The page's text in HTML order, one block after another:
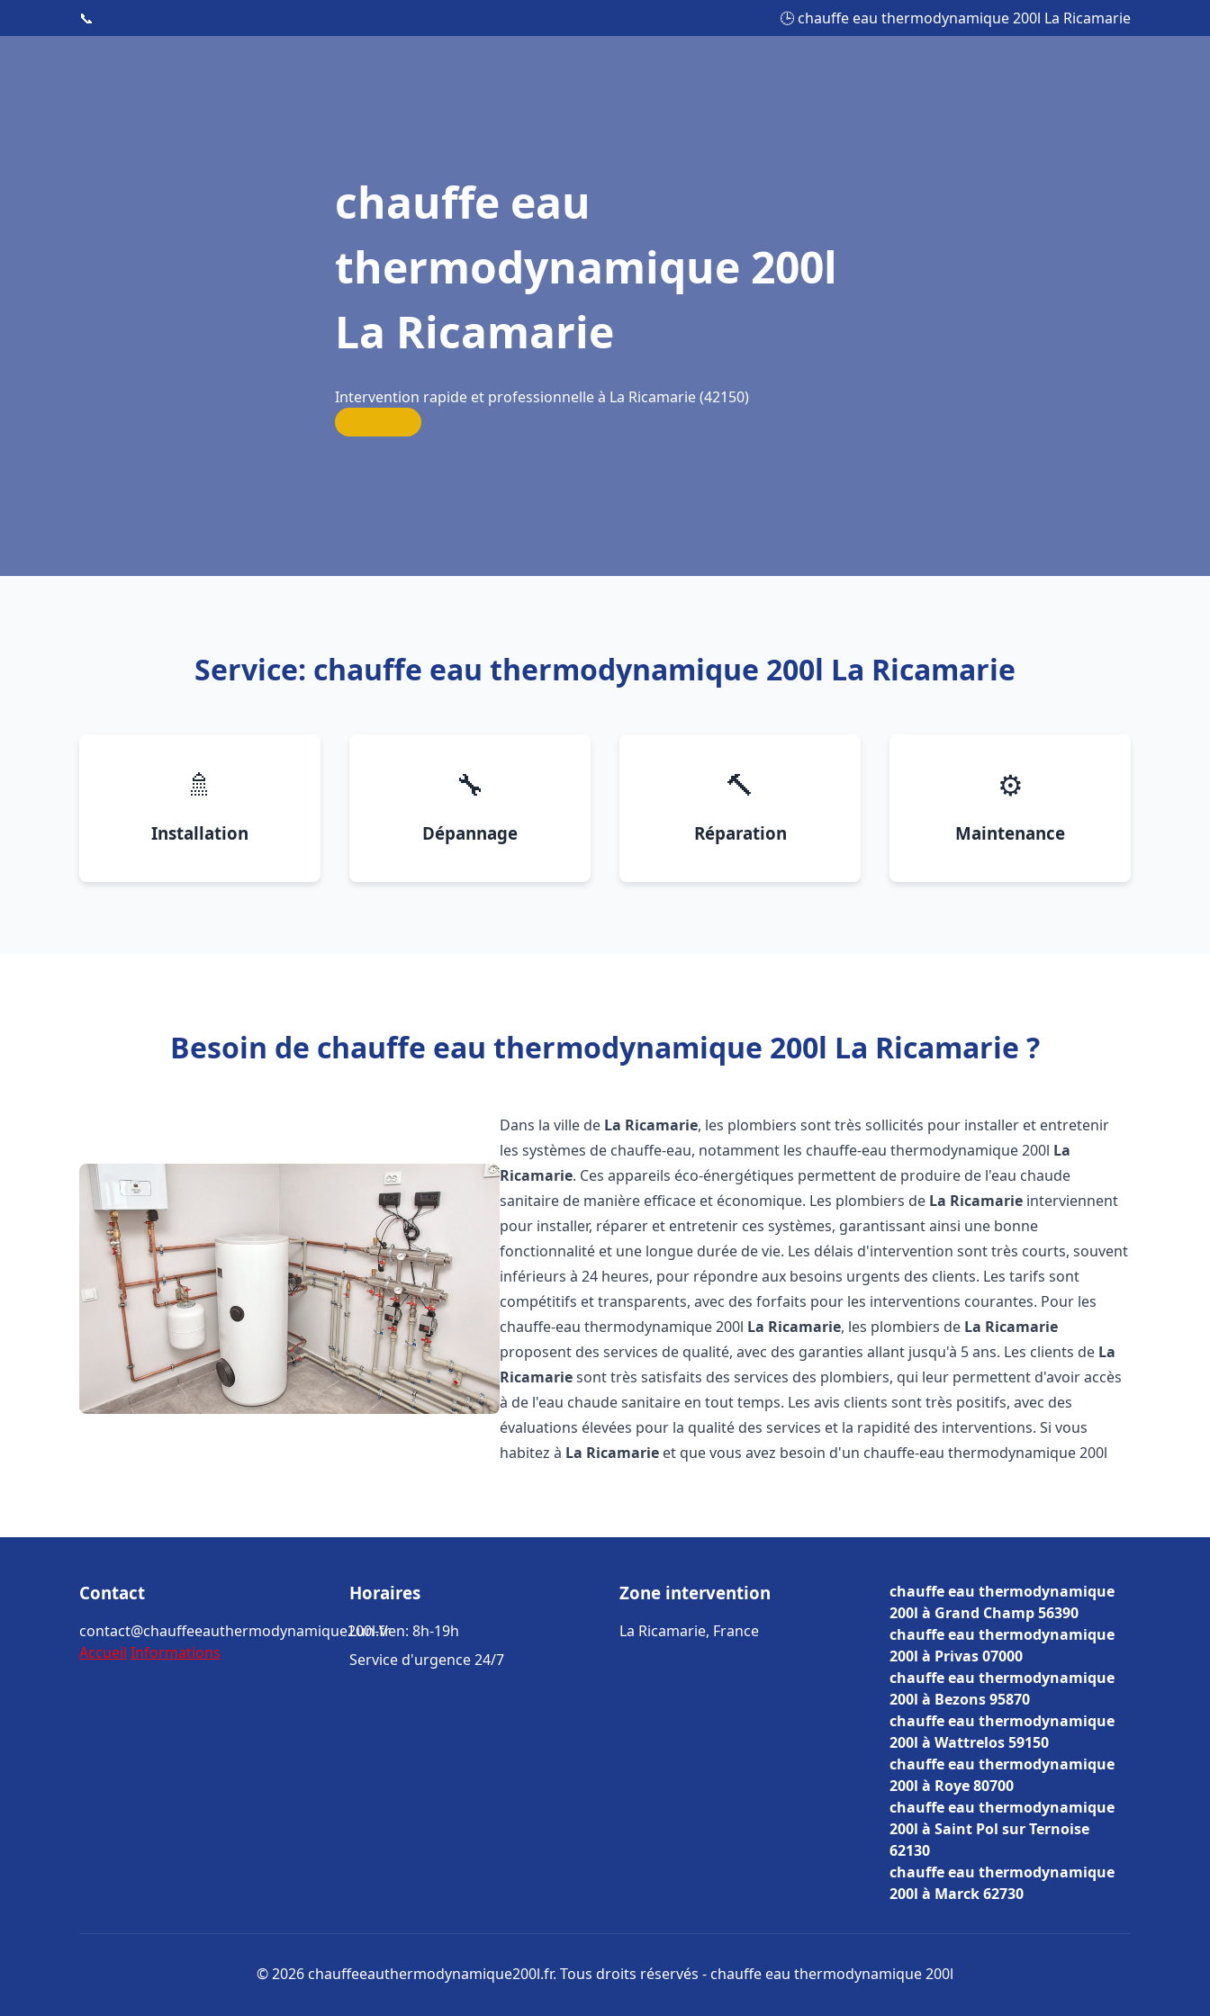
📞 🕒 chauffe eau thermodynamique 200l La Ricamarie
chauffe eau
thermodynamique 200l
La Ricamarie
Intervention rapide et professionnelle à La Ricamarie (42150)
Service: chauffe eau thermodynamique 200l La Ricamarie
🚿
Installation
🔧
Dépannage
🔨
Réparation
⚙️
Maintenance
Besoin de chauffe eau thermodynamique 200l La Ricamarie ?
Dans la ville de La Ricamarie, les plombiers sont très sollicités pour installer et entretenir
les systèmes de chauffe-eau, notamment les chauffe-eau thermodynamique 200l La
Ricamarie. Ces appareils éco-énergétiques permettent de produire de l'eau chaude
sanitaire de manière efficace et économique. Les plombiers de La Ricamarie interviennent
pour installer, réparer et entretenir ces systèmes, garantissant ainsi une bonne
fonctionnalité et une longue durée de vie. Les délais d'intervention sont très courts, souvent
inférieurs à 24 heures, pour répondre aux besoins urgents des clients. Les tarifs sont
compétitifs et transparents, avec des forfaits pour les interventions courantes. Pour les
chauffe-eau thermodynamique 200l La Ricamarie, les plombiers de La Ricamarie
proposent des services de qualité, avec des garanties allant jusqu'à 5 ans. Les clients de La
Ricamariesont très satisfaits des services des plombiers, qui leur permettent d'avoir accès
à de l'eau chaude sanitaire en tout temps. Les avis clients sont très positifs, avec des
évaluations élevées pour la qualité des services et la rapidité des interventions. Si vous
habitez à La Ricamarie et que vous avez besoin d'un chauffe-eau thermodynamique 200l
Contact
contact@chauffeeauthermodynamique200l.fr
Accueil Informations
Horaires
Lun-Ven: 8h-19h
Service d'urgence 24/7
Zone intervention
La Ricamarie, France
chauffe eau thermodynamique
200l à Grand Champ 56390
chauffe eau thermodynamique
200l à Privas 07000
chauffe eau thermodynamique
200l à Bezons 95870
chauffe eau thermodynamique
200l à Wattrelos 59150
chauffe eau thermodynamique
200l à Roye 80700
chauffe eau thermodynamique
200l à Saint Pol sur Ternoise
62130
chauffe eau thermodynamique
200l à Marck 62730
© 2026 chauffeeauthermodynamique200l.fr. Tous droits réservés - chauffe eau thermodynamique 200l